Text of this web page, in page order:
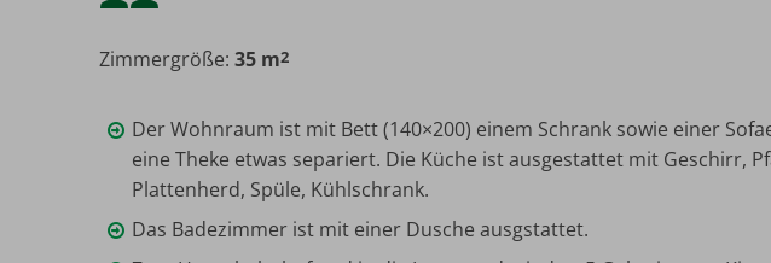
Maximalbelegung:
Zimmergröße: 35 m2
Der Wohnraum ist mit Bett (140×200) einem Schrank sowie einer
eine Theke etwas separiert. Die Küche ist ausgestattet mit Geschirr,
Plattenherd, Spüle, Kühlschrank.
Das Badezimmer ist mit einer Dusche ausgstattet.